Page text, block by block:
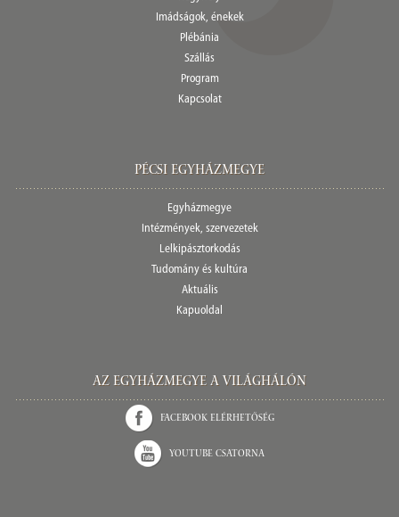
Imádságok, énekek
Plébánia
Szállás
Program
Kapcsolat
Pécsi egyházmegye
Egyházmegye
Intézmények, szervezetek
Lelkipásztorkodás
Tudomány és kultúra
Aktuális
Kapuoldal
Az Egyházmegye a világhálón
Facebook elérhetőség
Youtube csatorna